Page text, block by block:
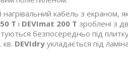
кабель з екраном,
T і DEVImat 200 T зроблені з
безпосередньо під
кв. DEVIdry укладається під